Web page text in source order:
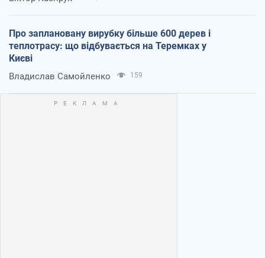
Про заплановану вирубку більше 600 дерев і
теплотрасу: що відбувається на Теремках у
Києві
Владислав Самойленко 159